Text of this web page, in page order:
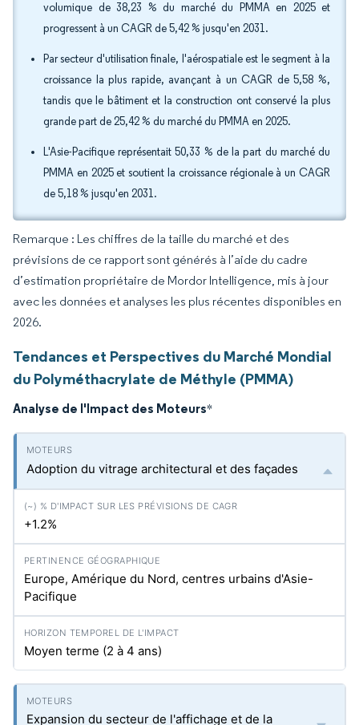
volumique de 38,23 % du marché du PMMA en 2025 et
progressent à un CAGR de 5,42 % jusqu'en 2031.
Par secteur d'utilisation finale, l'aérospatiale est le segment à la
croissance la plus rapide, avançant à un CAGR de 5,58 %,
tandis que le bâtiment et la construction ont conservé la plus
grande part de 25,42 % du marché du PMMA en 2025.
L'Asie-Pacifique représentait 50,33 % de la part du marché du
PMMA en 2025 et soutient la croissance régionale à un CAGR
de 5,18 % jusqu'en 2031.
Remarque : Les chiffres de la taille du marché et des
prévisions de ce rapport sont générés à l’aide du cadre
d’estimation propriétaire de Mordor Intelligence, mis à jour
avec les données et analyses les plus récentes disponibles en
2026.
Tendances et Perspectives du Marché Mondial
du Polyméthacrylate de Méthyle (PMMA)
Analyse de l'Impact des Moteurs*
Adoption du vitrage architectural et des façades
+1.2%
Europe, Amérique du Nord, centres urbains d'Asie-
Pacifique
Moyen terme (2 à 4 ans)
Expansion du secteur de l'affichage et de la